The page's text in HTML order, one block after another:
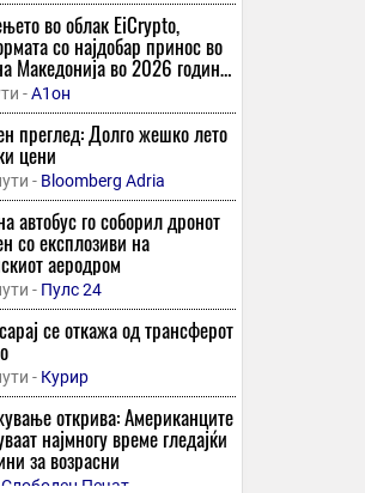
во облак EiCrypto,
со најдобар принос во
Македонија во 2026 година,
лесно да заработите
дневно.
-А1он
преглед: Долго жешко лето
цени
- Bloomberg Adria
автобус го соборил дронот
со експлозиви на
аеродром
- Пулс 24
се откажа од трансферот
- Курир
открива: Американците
најмногу време гледајќи
за возрасни
Слободен Печат